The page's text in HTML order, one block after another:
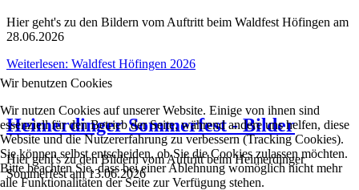
Hier geht's zu den Bildern vom Auftritt beim Waldfest Höfingen am
28.06.2026
Weiterlesen: Waldfest Höfingen 2026
Heimerdinger Sommerfest - Bilder
Hier geht's zu den Bildern vom Auftritt beim Heimerdinger
Sommerfest am 13.06.2026
Wir benutzen Cookies
Wir nutzen Cookies auf unserer Website. Einige von ihnen sind
essenziell für den Betrieb der Seite, während andere uns helfen, diese
Website und die Nutzererfahrung zu verbessern (Tracking Cookies).
Sie können selbst entscheiden, ob Sie die Cookies zulassen möchten.
Bitte beachten Sie, dass bei einer Ablehnung womöglich nicht mehr
alle Funktionalitäten der Seite zur Verfügung stehen.